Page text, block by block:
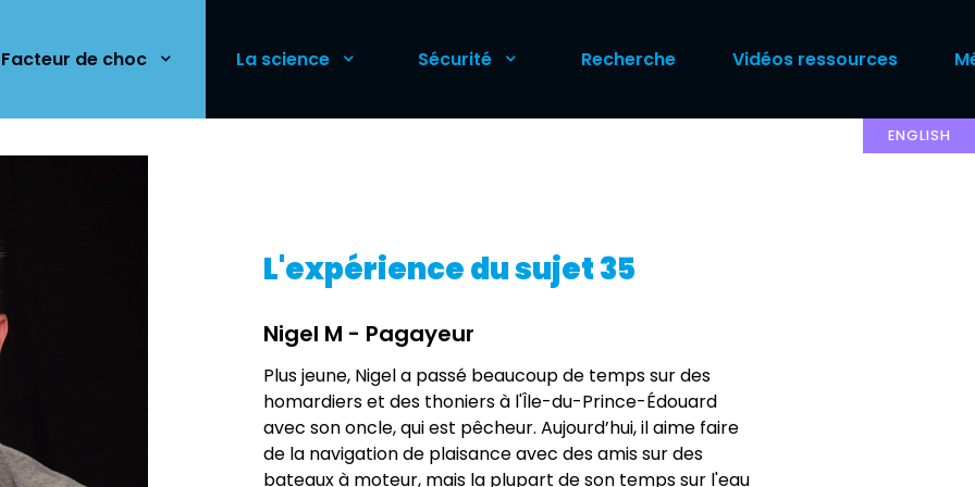
Facteur de choc La science Sécurité Recherche Vidéos ressources
ENGLISH
L'expérience du sujet 35
Nigel M - Pagayeur
Plus jeune, Nigel a passé beaucoup de temps sur des
homardiers et des thoniers à l'Île-du-Prince-Édouard
avec son oncle, qui est pêcheur. Aujourd’hui, il aime faire
de la navigation de plaisance avec des amis sur des
bateaux à moteur, mais la plupart de son temps sur l'eau